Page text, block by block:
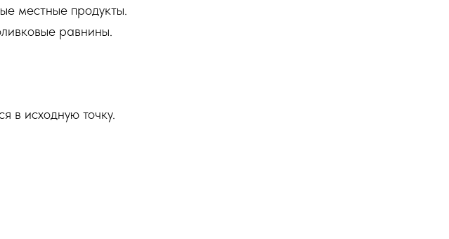
местные продукты.
равнины.
в исходную точку.